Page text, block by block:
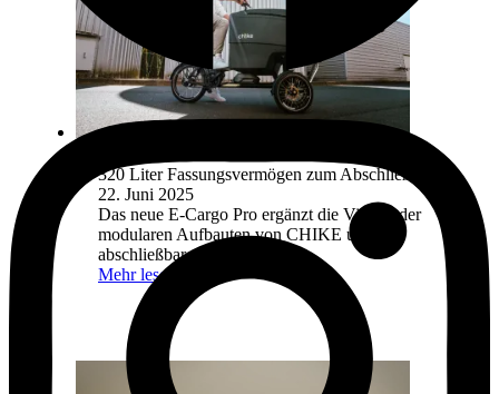
320 Liter Fassungsvermögen zum Abschließen
22. Juni 2025
Das neue E-Cargo Pro ergänzt die Vielfalt der
modularen Aufbauten von CHIKE um eine
abschließbare Box
Mehr lesen